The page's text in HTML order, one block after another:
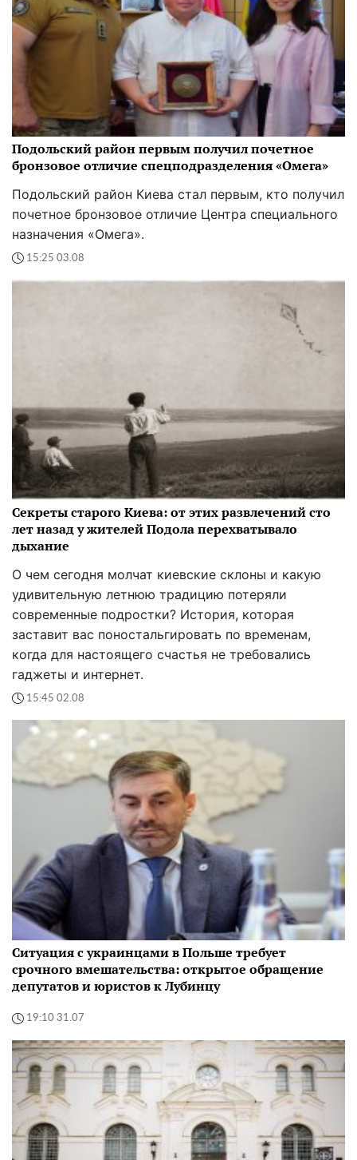
Подольский район первым получил почетное
бронзовое отличие спецподразделения «Омега»
Подольский район Киева стал первым, кто получил
почетное бронзовое отличие Центра специального
назначения «Омега».
15:25 03.08
Секреты старого Киева: от этих развлечений сто
лет назад у жителей Подола перехватывало
дыхание
О чем сегодня молчат киевские склоны и какую
удивительную летнюю традицию потеряли
современные подростки? История, которая
заставит вас поностальгировать по временам,
когда для настоящего счастья не требовались
гаджеты и интернет.
15:45 02.08
Ситуация с украинцами в Польше требует
срочного вмешательства: открытое обращение
депутатов и юристов к Лубинцу
19:10 31.07